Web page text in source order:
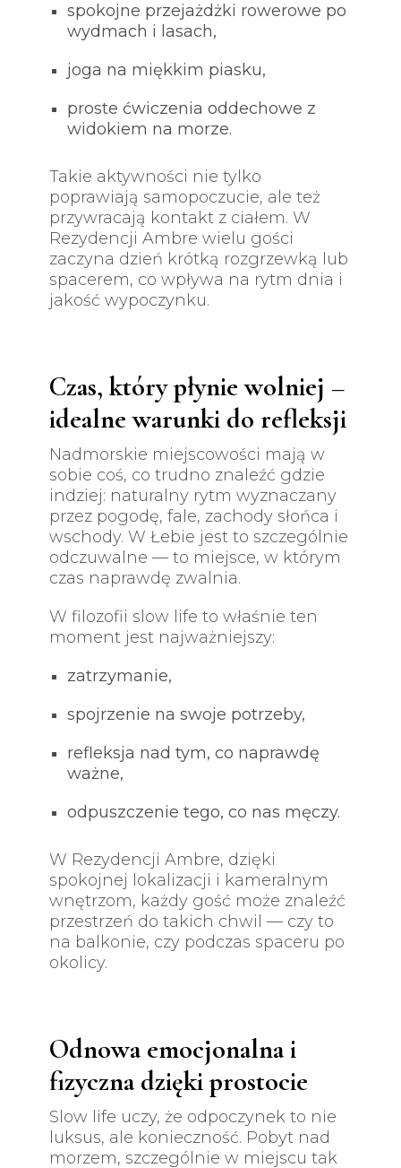
spokojne przejażdżki rowerowe po
wydmach i lasach,
joga na miękkim piasku,
proste ćwiczenia oddechowe z
widokiem na morze.
Takie aktywności nie tylko
poprawiają samopoczucie, ale też
przywracają kontakt z ciałem. W
Rezydencji Ambre wielu gości
zaczyna dzień krótką rozgrzewką lub
spacerem, co wpływa na rytm dnia i
jakość wypoczynku.
Czas, który płynie wolniej –
idealne warunki do refleksji
Nadmorskie miejscowości mają w
sobie coś, co trudno znaleźć gdzie
indziej: naturalny rytm wyznaczany
przez pogodę, fale, zachody słońca i
wschody. W Łebie jest to szczególnie
odczuwalne — to miejsce, w którym
czas naprawdę zwalnia.
W filozofii slow life to właśnie ten
moment jest najważniejszy:
zatrzymanie,
spojrzenie na swoje potrzeby,
refleksja nad tym, co naprawdę
ważne,
odpuszczenie tego, co nas męczy.
W Rezydencji Ambre, dzięki
spokojnej lokalizacji i kameralnym
wnętrzom, każdy gość może znaleźć
przestrzeń do takich chwil — czy to
na balkonie, czy podczas spaceru po
okolicy.
Odnowa emocjonalna i
fizyczna dzięki prostocie
Slow life uczy, że odpoczynek to nie
luksus, ale konieczność. Pobyt nad
morzem, szczególnie w miejscu tak